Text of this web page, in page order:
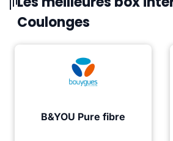
Coulonges
B&YOU Pure fibre